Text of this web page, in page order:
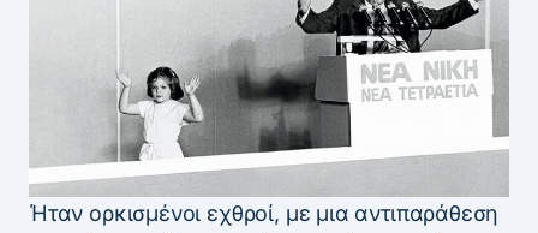
Ήταν ορκισμένοι εχθροί, με μια αντιπαράθεση